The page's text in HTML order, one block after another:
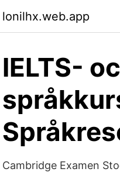
lonilhx.web.app
IELTS-
Cambridge Examen